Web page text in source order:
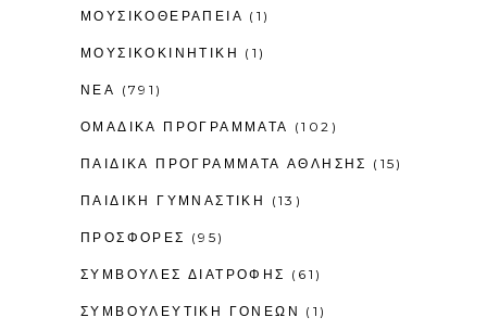
ΜΟΥΣΙΚΟΘΕΡΑΠΕΊΑ (1)
ΜΟΥΣΙΚΟΚΙΝΗΤΙΚΉ (1)
ΝΕΑ (791)
ΟΜΑΔΙΚΑ ΠΡΟΓΡΑΜΜΑΤΑ (102)
ΠΑΙΔΙΚΆ ΠΡΟΓΡΆΜΜΑΤΑ ΆΘΛΗΣΗΣ (15)
ΠΑΙΔΙΚΉ ΓΥΜΝΑΣΤΙΚΉ (13)
ΠΡΟΣΦΟΡΕΣ (95)
ΣΥΜΒΟΥΛΕΣ ΔΙΑΤΡΟΦΗΣ (61)
ΣΥΜΒΟΥΛΕΥΤΙΚΉ ΓΟΝΈΩΝ (1)